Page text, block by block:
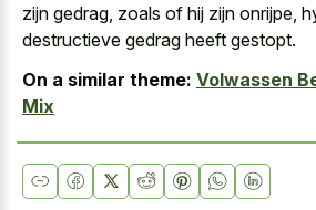
zijn gedrag, zoals of hij zijn onrijpe,
destructieve gedrag heeft gestopt.
On a similar theme: Volwassen
Mix